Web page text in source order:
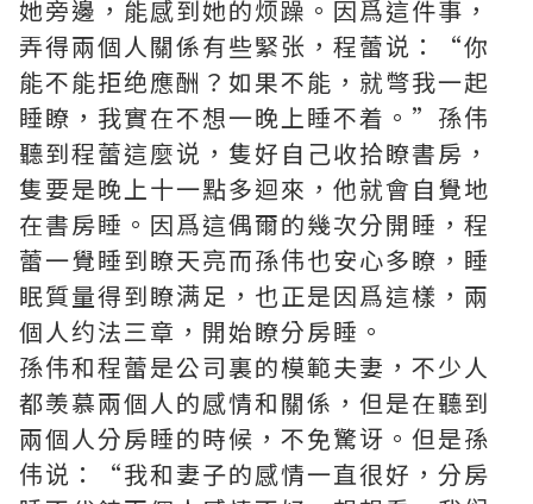
她旁邊，能感到她的烦躁。因爲這件事，
弄得兩個人關係有些緊张，程蕾说：“你
能不能拒绝應酬？如果不能，就彆我一起
睡瞭，我實在不想一晚上睡不着。”孫伟
聽到程蕾這麼说，隻好自己收拾瞭書房，
隻要是晚上十一點多迴來，他就會自覺地
在書房睡。因爲這偶爾的幾次分開睡，程
蕾一覺睡到瞭天亮而孫伟也安心多瞭，睡
眠質量得到瞭满足，也正是因爲這樣，兩
個人约法三章，開始瞭分房睡。
孫伟和程蕾是公司裏的模範夫妻，不少人
都羡慕兩個人的感情和關係，但是在聽到
兩個人分房睡的時候，不免驚讶。但是孫
伟说：“我和妻子的感情一直很好，分房